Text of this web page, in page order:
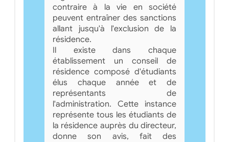
contraire à la vie en société
peuvent entraîner des sanctions
allant jusqu'à l'exclusion de la
résidence.
Il existe dans chaque
établissement un conseil de
résidence composé d'étudiants
élus chaque année et de
représentants de
l'administration. Cette instance
représente tous les étudiants de
la résidence auprès du directeur,
donne son avis, fait des